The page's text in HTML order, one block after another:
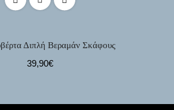
Διπλή Βεραμάν Σκάφους
39,90€